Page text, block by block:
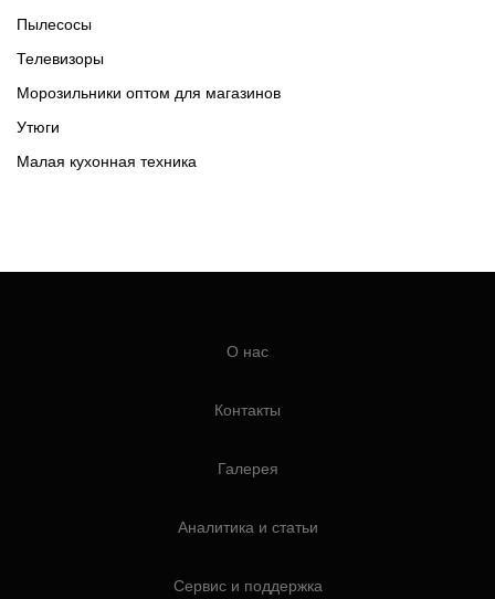
Пылесосы
Телевизоры
Морозильники оптом для магазинов
Утюги
Малая кухонная техника
О нас
Контакты
Галерея
Аналитика и статьи
Сервис и поддержка